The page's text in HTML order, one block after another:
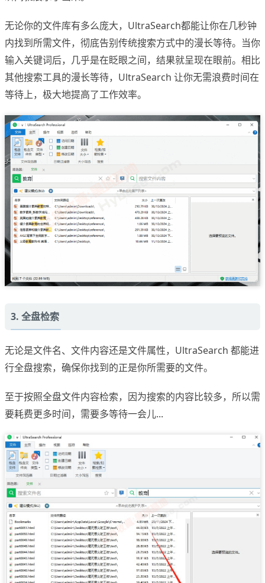
无论你的文件库有多么庞大，UltraSearch都能让你在几秒钟
内找到所需文件，彻底告别传统搜索方式中的漫长等待。当你
输入关键词后，几乎是在眨眼之间，结果就呈现在眼前。相比
其他搜索工具的漫长等待，UltraSearch 让你无需浪费时间在
等待上，极大地提高了工作效率。
3. 全盘检索
无论是文件名、文件内容还是文件属性，UltraSearch 都能进
行全盘搜索，确保你找到的正是你所需要的文件。
至于按照全盘文件内容检索，因为搜索的内容比较多，所以需
要耗费更多时间，需要多等待一会儿...